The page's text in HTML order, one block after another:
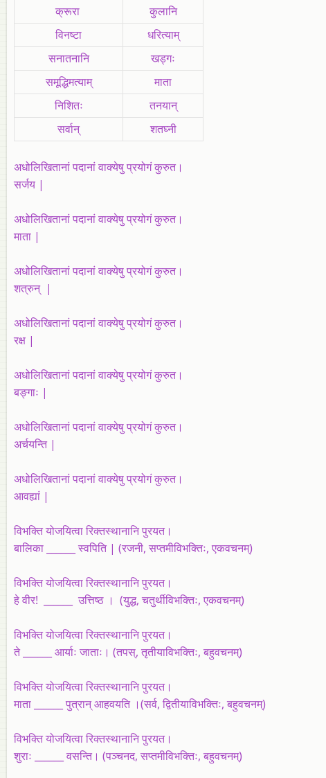
क्रूरा
कुलानि
विनष्टा
धरित्याम्‌
सनातनानि
खड्गः
समूद्धिमत्याम्‌
माता
निशितः
तनयान्‌
सर्वान्‌
शतघ्नी
अधोलिखितानां पदानां वाक्येषु प्रयोगं कुरुत।
सर्जय |
अधोलिखितानां पदानां वाक्येषु प्रयोगं कुरुत।
माता |
अधोलिखितानां पदानां वाक्येषु प्रयोगं कुरुत।
शत्रुन् |
अधोलिखितानां पदानां वाक्येषु प्रयोगं कुरुत।
रक्ष |
अधोलिखितानां पदानां वाक्येषु प्रयोगं कुरुत।
बङ्गाः |
अधोलिखितानां पदानां वाक्येषु प्रयोगं कुरुत।
अर्चयन्ति|
अधोलिखितानां पदानां वाक्येषु प्रयोगं कुरुत।
आवह्यां |
विभक्ति योजयित्वा रिक्तस्थानानि पुरयत।
बालिका ______ स्वपिति | (रजनी, सप्तमीविभक्तिः, एकवचनम्‌)
विभक्ति योजयित्वा रिक्तस्थानानि पुरयत।
हे वीर! ______ उत्तिष्ठ । (युद्ध, चतुर्थीविभक्तिः, एकवचनम्‌)
विभक्ति योजयित्वा रिक्तस्थानानि पुरयत।
ते ______ आर्याः जाताः। (तपस्‌, तृतीयाविभक्तिः, बहुवचनम्‌)
विभक्ति योजयित्वा रिक्तस्थानानि पुरयत।
माता ______ पुत्रान्‌ आहवयति ।(सर्व, द्वितीयाविभक्तिः, बहुवचनम्‌)
विभक्ति योजयित्वा रिक्तस्थानानि पुरयत।
शुराः ______ वसन्ति। (पञ्चनद, सप्तमीविभक्तिः, बहुवचनम्‌)